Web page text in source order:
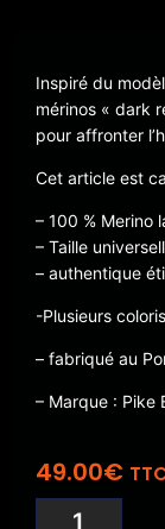
Inspiré du
mérinos « dark
pour affronter
Cet article est
– 100 % Merino
– Taille
– authentique
-Plusieurs
– fabriqué au
– Marque : Pike
49.00€